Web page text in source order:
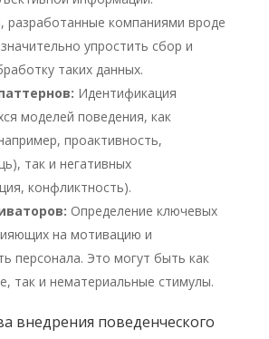
разработанные компаниями вроде
упростить сбор и
таких данных.
Идентификация
моделей поведения, как
проактивность,
так и негативных
конфликтность).
Определение ключевых
на мотивацию и
персонала. Это могут быть как
так и нематериальные стимулы.
внедрения поведенческого